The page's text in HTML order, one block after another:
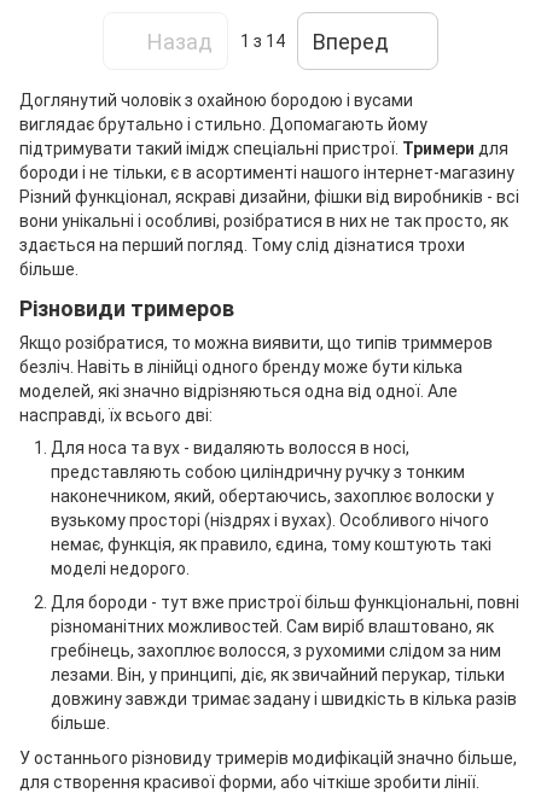
Назад 1 з 14 Вперед
Доглянутий чоловік з охайною бородою і вусами
виглядає брутально і стильно. Допомагають йому
підтримувати такий імідж спеціальні пристрої. Тримери для
бороди і не тільки, є в асортименті нашого інтернет-магазину
Різний функціонал, яскраві дизайни, фішки від виробників - всі
вони унікальні і особливі, розібратися в них не так просто, як
здається на перший погляд. Тому слід дізнатися трохи
більше.
Різновиди тримеров
Якщо розібратися, то можна виявити, що типів триммеров
безліч. Навіть в лінійці одного бренду може бути кілька
моделей, які значно відрізняються одна від одної. Але
насправді, їх всього дві:
Для носа та вух - видаляють волосся в носі,
представляють собою циліндричну ручку з тонким
наконечником, який, обертаючись, захоплює волоски у
вузькому просторі (ніздрях і вухах). Особливого нічого
немає, функція, як правило, єдина, тому коштують такі
моделі недорого.
Для бороди - тут вже пристрої більш функціональні, повні
різноманітних можливостей. Сам виріб влаштовано, як
гребінець, захоплює волосся, з рухомими слідом за ним
лезами. Він, у принципі, діє, як звичайний перукар, тільки
довжину завжди тримає задану і швидкість в кілька разів
більше.
У останнього різновиду тримерів модифікацій значно більше,
для створення красивої форми, або чіткіше зробити лінії.